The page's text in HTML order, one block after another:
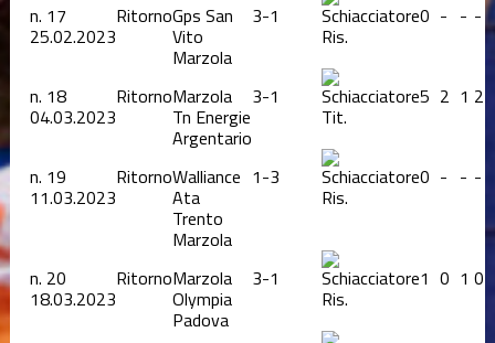
n. 17
25.02.2023
RitornoGps San
Vito
Marzola
3-1
Ris.
0 - - -
n. 18
04.03.2023
RitornoMarzola
Tn Energie
Argentario
3-1
Tit.
5 2 1 2
n. 19
11.03.2023
RitornoWalliance
Ata
Trento
Marzola
1-3
Ris.
0 - - -
n. 20
18.03.2023
RitornoMarzola
Olympia
Padova
3-1
Ris.
1 0 1 0